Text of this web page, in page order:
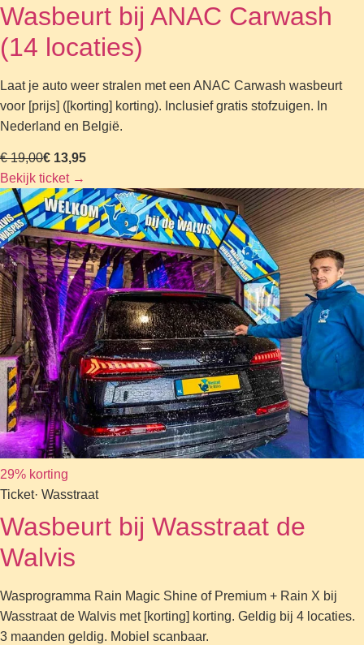
Wasbeurt bij ANAC Carwash
(14 locaties)
Laat je auto weer stralen met een ANAC Carwash wasbeurt
voor [prijs] ([korting] korting). Inclusief gratis stofzuigen. In
Nederland en België.
€ 19,00€ 13,95
Bekijk ticket →
29% korting
Ticket· Wasstraat
Wasbeurt bij Wasstraat de
Walvis
Wasprogramma Rain Magic Shine of Premium + Rain X bij
Wasstraat de Walvis met [korting] korting. Geldig bij 4 locaties.
3 maanden geldig. Mobiel scanbaar.